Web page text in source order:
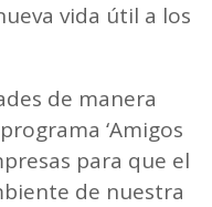
vida útil a los
de manera
‘Amigos
para que el
de nuestra